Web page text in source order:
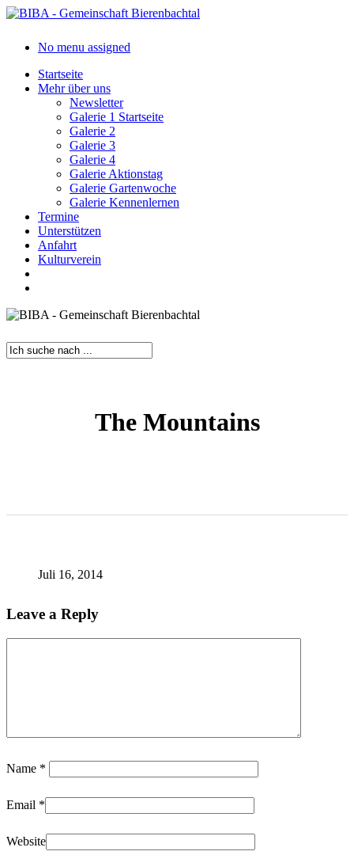
Skip
content
search
Menu
No menu assigned
Startseite
Mehr über uns
Newsletter
Galerie 1 Startseite
Galerie 2
Galerie 3
Galerie 4
Galerie Aktionstag
Galerie Gartenwoche
Galerie Kennenlernen
Termine
Unterstützen
Anfahrt
Kulturverein
The Mountains
Juli 16, 2014
Leave a Reply
Name *
Email *
Website